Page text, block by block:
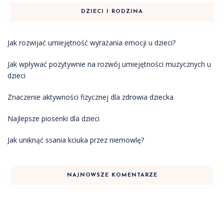
DZIECI I RODZINA
Jak rozwijać umiejętność wyrażania emocji u dzieci?
Jak wpływać pozytywnie na rozwój umiejętności muzycznych u
dzieci
Znaczenie aktywności fizycznej dla zdrowia dziecka
Najlepsze piosenki dla dzieci
Jak uniknąć ssania kciuka przez niemowlę?
NAJNOWSZE KOMENTARZE